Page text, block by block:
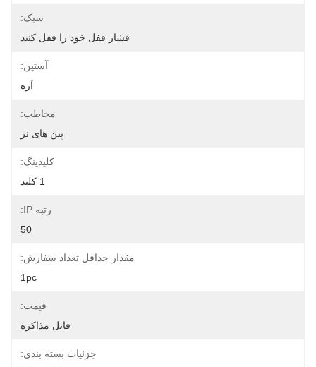
سبک:
فشار قفل خود را قفل کنید
آستین:
آره
مخاطب:
پین های نر
کلیدینگ:
1 کلید
رتبه IP:
50
مقدار حداقل تعداد سفارش:
1pc
قیمت:
قابل مذاکره
جزئیات بسته بندی: